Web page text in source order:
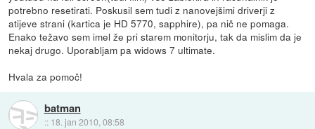
potrebno resetirati. Poskusil sem tudi z nanovejšimi driverji z
atijeve strani (kartica je HD 5770, sapphire), pa nič ne pomaga.
Enako težavo sem imel že pri starem monitorju, tak da mislim da je
nekaj drugo. Uporabljam pa widows 7 ultimate.
Hvala za pomoč!
batman
:: 18. jan 2010, 08:58